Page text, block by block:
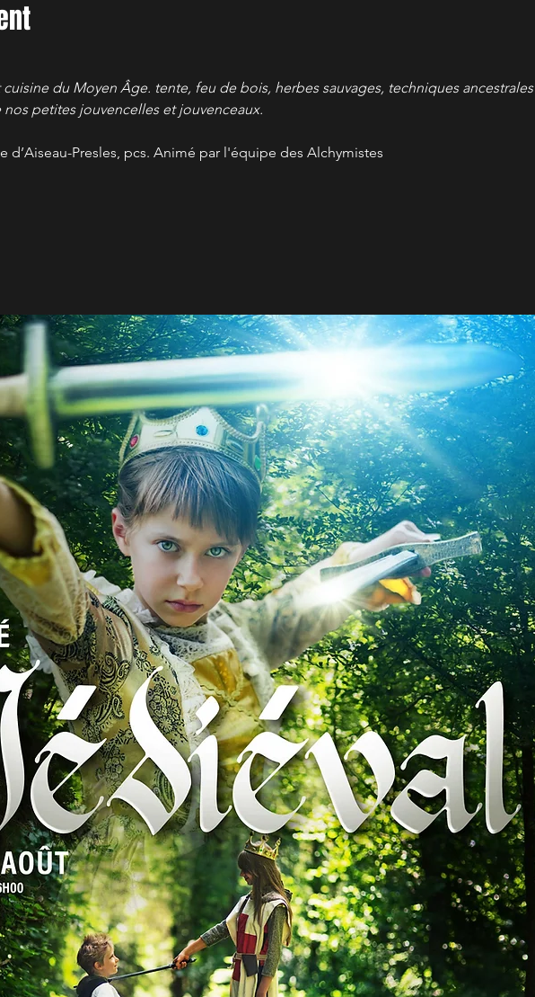
du Moyen Âge. tente, feu de bois, herbes sauvages, techniques ancestrales
petites jouvencelles et jouvenceaux.
d’Aiseau-Presles, pcs. Animé par l'équipe des Alchymistes